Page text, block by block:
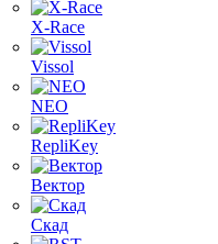
X-Race
Vissol
NEO
RepliKey
Вектор
Скад